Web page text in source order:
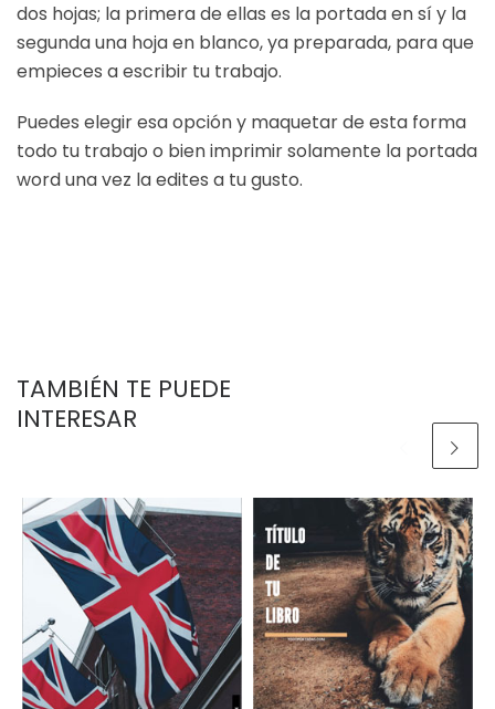
dos hojas; la primera de ellas es la portada en sí y la
segunda una hoja en blanco, ya preparada, para que
empieces a escribir tu trabajo.
Puedes elegir esa opción y maquetar de esta forma
todo tu trabajo o bien imprimir solamente la portada
word una vez la edites a tu gusto.
TAMBIÉN TE PUEDE
INTERESAR